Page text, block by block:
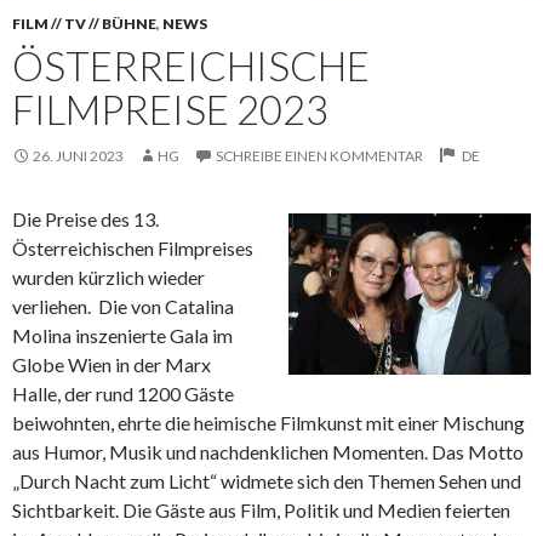
FILM // TV // BÜHNE, NEWS
ÖSTERREICHISCHE
FILMPREISE 2023
26. JUNI 2023 HG SCHREIBE EINEN KOMMENTAR DE
Die Preise des 13.
Österreichischen Filmpreises
wurden kürzlich wieder
verliehen. Die von Catalina
Molina inszenierte Gala im
Globe Wien in der Marx
Halle, der rund 1200 Gäste
beiwohnten, ehrte dieheimische Filmkunst mit einer Mischung
aus Humor, Musik und nachdenklichen Momenten. Das Motto
„Durch Nacht zum Licht“ widmete sich den Themen Sehen und
Sichtbarkeit. Die Gäste aus Film, Politik und Medien feierten